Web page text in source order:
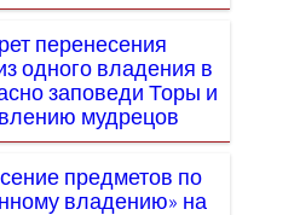
перенесения
одного владения в
заповеди Торы и
мудрецов
предметов по
владению» на